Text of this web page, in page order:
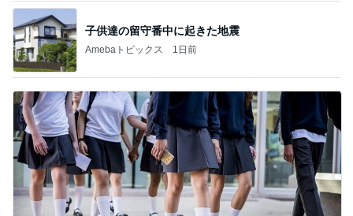
子供達の留守番中に起きた地震
Amebaトピックス 1日前